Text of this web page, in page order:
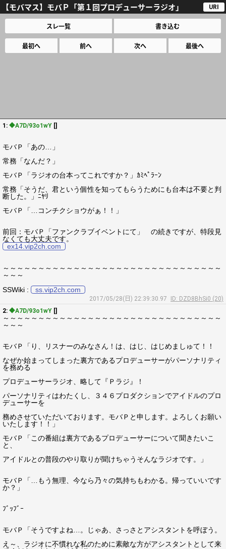
【モバマス】モバＰ「第１回プロデューサーラジオ」 URI
スレ一覧 書き込む
最初へ 前へ 次へ 最後へ
1: ◆A7D/93o1wY []
モバＰ「あの…」
常務「なんだ？」
モバＰ「ラジオの台本ってこれですか？」ｶﾐﾍﾟﾗｰﾝ
常務「そうだ、君という個性を知ってもらうためにも台本は不要と判
断した。」ﾆﾔﾘ
モバＰ「…コンチクショウがぁ！！」
前回：モバＰ「ファンクラブイベントにて」 の続きですが、特段見
なくても大丈夫です。
ex14.vip2ch.com
～～～～～～～～～～～～～～～～～～～～～～～～～～～～～～～
～～～
SSWiki :
ss.vip2ch.com
2017/05/28(日) 22:39:30.97
ID: DZD8BhSi0 (20)
2: ◆A7D/93o1wY []
～～～～～～～～～～～～～～～～～～～～～～～～～～～～～～～
～～～
モバＰ「り、リスナーのみなさん！は、はじ、はじめましゅて！！
なぜか始まってしまった裏方であるプロデューサーがパーソナリティ
を務める
プロデューサーラジオ、略して『Ｐラジ』！
パーソナリティはわたくし、３４６プロダクションでアイドルのプロ
デューサーを
務めさせていただいております。モバＰと申します。よろしくお願い
いたします！！」
モバＰ「この番組は裏方であるプロデューサーについて聞きたいこ
と、
アイドルとの普段のやり取りが聞けちゃうそんなラジオです。」
モバＰ「…もう無理、今なら乃々の気持ちもわかる。帰っていいです
か？」
ﾌﾞｯﾌﾞｰ
モバＰ「そうですよね…。じゃあ、さっさとアシスタントを呼ぼう。
え～、ラジオに不慣れな私のために素敵な方がアシスタントとして来